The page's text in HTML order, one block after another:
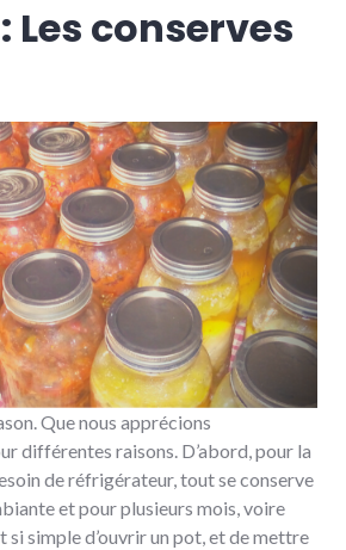
Les conserves
Que nous apprécions
différentes raisons. D’abord, pour la
de réfrigérateur, tout se conserve
et pour plusieurs mois, voire
si simple d’ouvrir un pot, et de mettre